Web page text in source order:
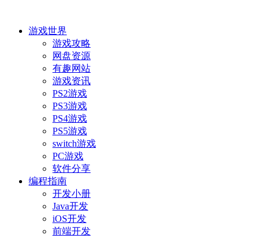
游戏世界
游戏攻略
网盘资源
有趣网站
游戏资讯
PS2游戏
PS3游戏
PS4游戏
PS5游戏
switch游戏
PC游戏
软件分享
编程指南
开发小册
Java开发
iOS开发
前端开发